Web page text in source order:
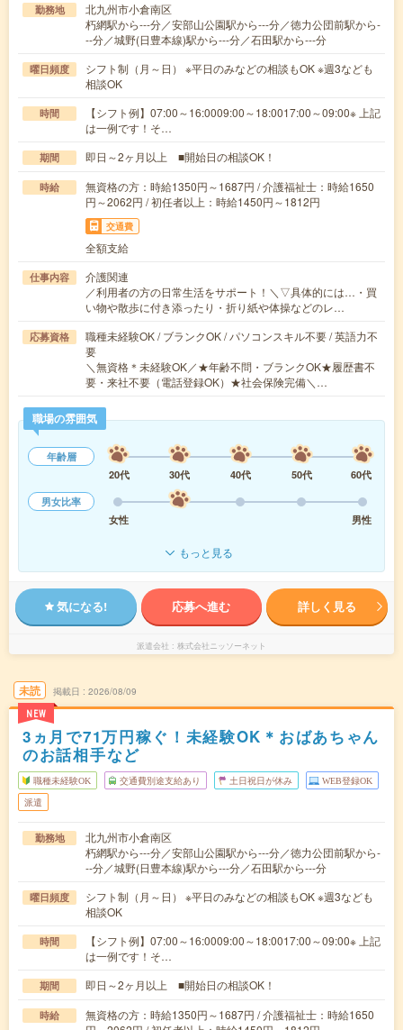
勤務地
北九州市小倉南区
朽網駅から---分／安部山公園駅から---分／徳力公団前駅から-
--分／城野(日豊本線)駅から---分／石田駅から---分
曜日頻度
シフト制（月～日） ※平日のみなどの相談もOK ※週3なども
相談OK
時間
【シフト例】07:00～16:0009:00～18:0017:00～09:00※ 上記
は一例です！そ…
期間 即日～2ヶ月以上 ■開始日の相談OK！
時給
無資格の方：時給1350円～1687円 / 介護福祉士：時給1650
円～2062円 / 初任者以上：時給1450円～1812円
交通費
全額支給
仕事内容
介護関連
／利用者の方の日常生活をサポート！＼▽具体的には…・買
い物や散歩に付き添ったり・折り紙や体操などのレ…
応募資格
職種未経験OK / ブランクOK / パソコンスキル不要 / 英語力不
要
＼無資格＊未経験OK／★年齢不問・ブランクOK★履歴書不
要・来社不要（電話登録OK）★社会保険完備＼…
職場の雰囲気
年齢層
20代
30代 40代 50代
60代
男女比率
女性
男性
もっと見る
気になる! 応募へ進む 詳しく見る
派遣会社 株式会社ニッソーネット
未読
NEW
掲載日 2026/08/09
3ヵ月で71万円稼ぐ！未経験OK＊おばあちゃん
のお話相手など
職種未経験OK 交通費別途支給あり 土日祝日が休み WEB登録OK
派遣
勤務地
北九州市小倉南区
朽網駅から---分／安部山公園駅から---分／徳力公団前駅から-
--分／城野(日豊本線)駅から---分／石田駅から---分
曜日頻度
シフト制（月～日） ※平日のみなどの相談もOK ※週3なども
相談OK
時間
【シフト例】07:00～16:0009:00～18:0017:00～09:00※ 上記
は一例です！そ…
期間 即日～2ヶ月以上 ■開始日の相談OK！
時給
無資格の方：時給1350円～1687円 / 介護福祉士：時給1650